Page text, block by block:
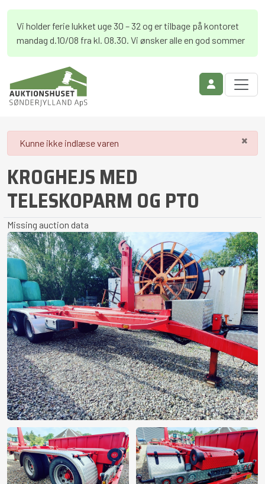
Vi holder ferie lukket uge 30 – 32 og er tilbage på kontoret
mandag d.10/08 fra kl. 08.30. Vi ønsker alle en god sommer
×
danger
Kunne ikke indlæse varen
KROGHEJS MED
TELESKOPARM OG PTO
Missing auction data